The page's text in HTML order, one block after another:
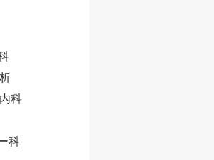
科
科